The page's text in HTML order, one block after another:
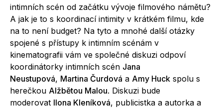
intimních scén od začátku vývoje filmového námětu?
A jak je to s koordinací intimity v krátkém filmu, kde
na to není budget? Na tyto a mnohé další otázky
spojené s přístupy k intimním scénám v
kinematografii vám ve společné diskuzi odpoví
koordinátorky intimních scén Jana
Neustupová, Martina Čurdová a Amy Huck spolu s
herečkou Alžbětou Malou. Diskuzi bude
moderovat Ilona Kleníková, publicistka a autorka a